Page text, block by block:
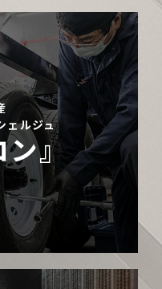
ェルジュ
』